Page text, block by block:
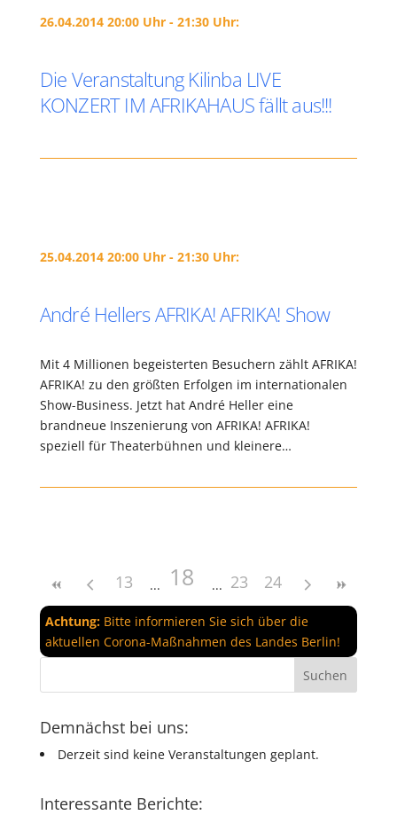
26.04.2014 20:00 Uhr - 21:30 Uhr:
Die Veranstaltung Kilinba LIVE
KONZERT IM AFRIKAHAUS fällt aus!!!
25.04.2014 20:00 Uhr - 21:30 Uhr:
André Hellers AFRIKA! AFRIKA! Show
Mit 4 Millionen begeisterten Besuchern zählt AFRIKA!
AFRIKA! zu den größten Erfolgen im internationalen
Show-Business. Jetzt hat André Heller eine
brandneue Inszenierung von AFRIKA! AFRIKA!
speziell für Theaterbühnen und kleinere…
13 18 23 24
Achtung:Bitte informieren Sie sich über die
aktuellen Corona-Maßnahmen des Landes Berlin!
Demnächst bei uns:
Derzeit sind keine Veranstaltungen geplant.
Interessante Berichte: